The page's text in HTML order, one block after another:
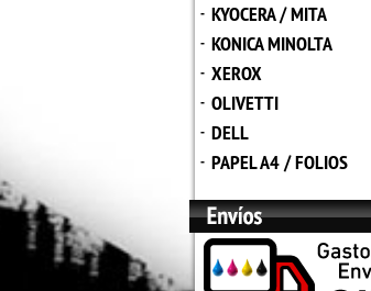
- KYOCERA / MITA
- KONICA MINOLTA
- XEROX
- OLIVETTI
- DELL
- PAPEL A4 / FOLIOS